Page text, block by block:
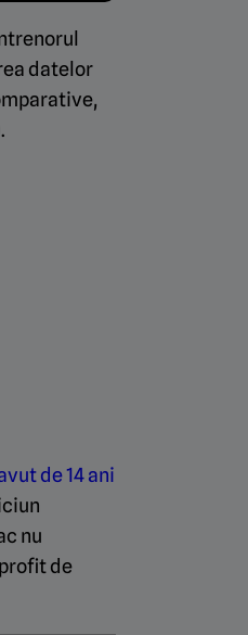
datelor
de 14 ani
nu
de